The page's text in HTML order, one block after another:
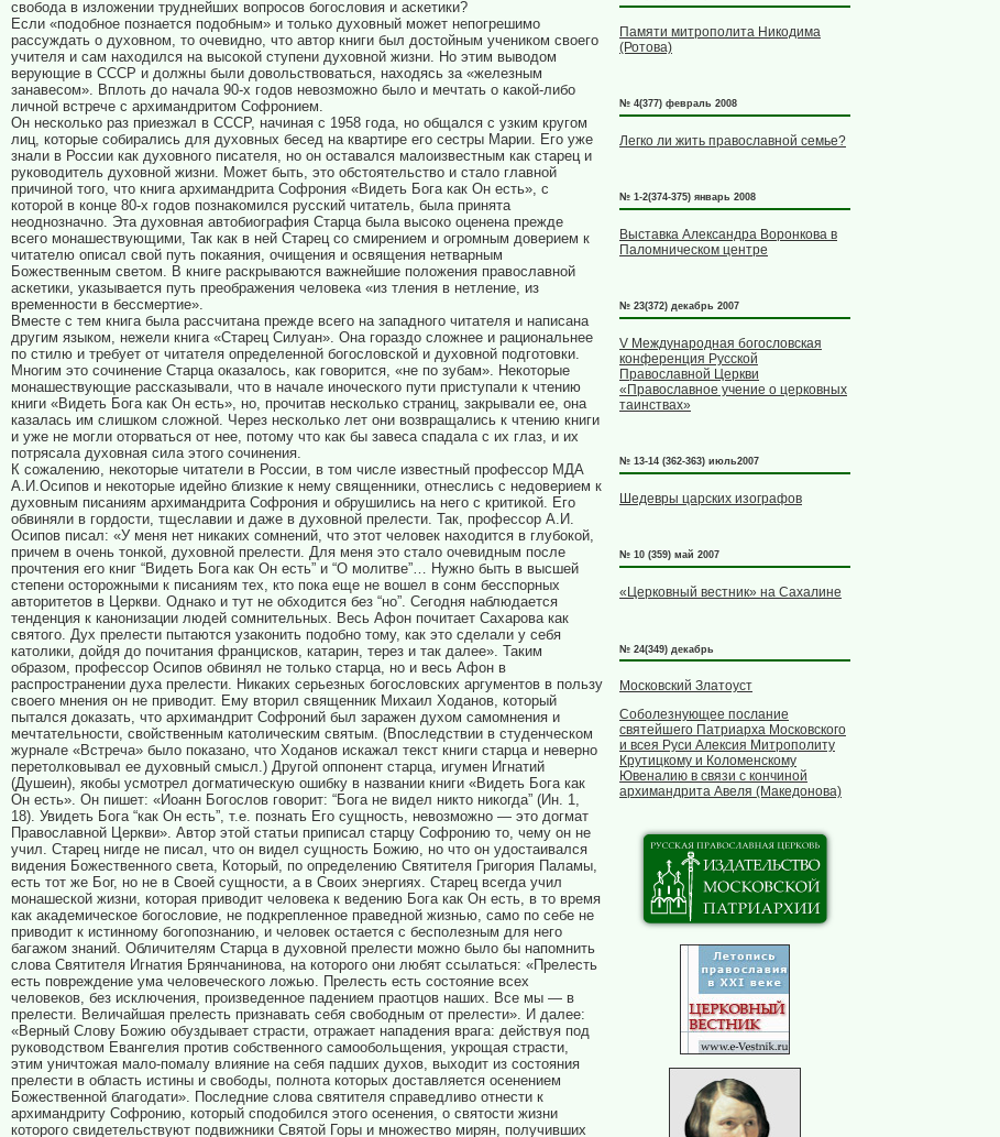
свобода в изложении труднейших вопросов богословия и аскетики?
Если «подобное познается подобным» и только духовный может непогрешимо
рассуждать о духовном, то очевидно, что автор книги был достойным учеником своего
учителя и сам находился на высокой ступени духовной жизни. Но этим выводом
верующие в СССР и должны были довольствоваться, находясь за «железным
занавесом». Вплоть до начала 90-х годов невозможно было и мечтать о какой-либо
личной встрече с архимандритом Софронием.
Он несколько раз приезжал в СССР, начиная с 1958 года, но общался с узким кругом
лиц, которые собирались для духовных бесед на квартире его сестры Марии. Его уже
знали в России как духовного писателя, но он оставался малоизвестным как старец и
руководитель духовной жизни. Может быть, это обстоятельство и стало главной
причиной того, что книга архимандрита Софрония «Видеть Бога как Он есть», с
которой в конце 80-х годов познакомился русский читатель, была принята
неоднозначно. Эта духовная автобиография Старца была высоко оценена прежде
всего монашествующими, Так как в ней Старец со смирением и огромным доверием к
читателю описал свой путь покаяния, очищения и освящения нетварным
Божественным светом. В книге раскрываются важнейшие положения православной
аскетики, указывается путь преображения человека «из тления в нетление, из
временности в бессмертие».
Вместе с тем книга была рассчитана прежде всего на западного читателя и написана
другим языком, нежели книга «Старец Силуан». Она гораздо сложнее и рациональнее
по стилю и требует от читателя определенной богословской и духовной подготовки.
Многим это сочинение Старца оказалось, как говорится, «не по зубам». Некоторые
монашествующие рассказывали, что в начале иноческого пути приступали к чтению
книги «Видеть Бога как Он есть», но, прочитав несколько страниц, закрывали ее, она
казалась им слишком сложной. Через несколько лет они возвращались к чтению книги
и уже не могли оторваться от нее, потому что как бы завеса спадала с их глаз, и их
потрясала духовная сила этого сочинения.
К сожалению, некоторые читатели в России, в том числе известный профессор МДА
А.И.Осипов и некоторые идейно близкие к нему священники, отнеслись с недоверием к
духовным писаниям архимандрита Софрония и обрушились на него с критикой. Его
обвиняли в гордости, тщеславии и даже в духовной прелести. Так, профессор А.И.
Осипов писал: «У меня нет никаких сомнений, что этот человек находится в глубокой,
причем в очень тонкой, духовной прелести. Для меня это стало очевидным после
прочтения его книг “Видеть Бога как Он есть” и “О молитве”… Нужно быть в высшей
степени осторожными к писаниям тех, кто пока еще не вошел в сонм бесспорных
авторитетов в Церкви. Однако и тут не обходится без “но”. Сегодня наблюдается
тенденция к канонизации людей сомнительных. Весь Афон почитает Сахарова как
святого. Дух прелести пытаются узаконить подобно тому, как это сделали у себя
католики, дойдя до почитания францисков, катарин, терез и так далее». Таким
образом, профессор Осипов обвинял не только старца, но и весь Афон в
распространении духа прелести. Никаких серьезных богословских аргументов в пользу
своего мнения он не приводит. Ему вторил священник Михаил Ходанов, который
пытался доказать, что архимандрит Софроний был заражен духом самомнения и
мечтательности, свойственным католическим святым. (Впоследствии в студенческом
журнале «Встреча» было показано, что Ходанов искажал текст книги старца и неверно
перетолковывал ее духовный смысл.) Другой оппонент старца, игумен Игнатий
(Душеин), якобы усмотрел догматическую ошибку в названии книги «Видеть Бога как
Он есть». Он пишет: «Иоанн Богослов говорит: “Бога не видел никто никогда” (Ин. 1,
18). Увидеть Бога “как Он есть”, т.е. познать Его сущность, невозможно — это догмат
Православной Церкви». Автор этой статьи приписал старцу Софронию то, чему он не
учил. Старец нигде не писал, что он видел сущность Божию, но что он удостаивался
видения Божественного света, Который, по определению Святителя Григория Паламы,
есть тот же Бог, но не в Своей сущности, а в Своих энергиях. Старец всегда учил
монашеской жизни, которая приводит человека к ведению Бога как Он есть, в то время
как академическое богословие, не подкрепленное праведной жизнью, само по себе не
приводит к истинному богопознанию, и человек остается с бесполезным для него
багажом знаний. Обличителям Старца в духовной прелести можно было бы напомнить
слова Святителя Игнатия Брянчанинова, на которого они любят ссылаться: «Прелесть
есть повреждение ума человеческого ложью. Прелесть есть состояние всех
человеков, без исключения, произведенное падением праотцов наших. Все мы — в
прелести. Величайшая прелесть признавать себя свободным от прелести». И далее:
«Верный Слову Божию обуздывает страсти, отражает нападения врага: действуя под
руководством Евангелия против собственного самообольщения, укрощая страсти,
этим уничтожая мало-помалу влияние на себя падших духов, выходит из состояния
прелести в область истины и свободы, полнота которых доставляется осенением
Божественной благодати». Последние слова святителя справедливо отнести к
архимандриту Софронию, который сподобился этого осенения, о святости жизни
которого свидетельствуют подвижники Святой Горы и множество мирян, получивших
Памяти митрополита Никодима
(Ротова)
№ 4(377) февраль 2008
Легко ли жить православной семье?
№ 1-2(374-375) январь 2008
Выставка Александра Воронкова в
Паломническом центре
№ 23(372) декабрь 2007
V Международная богословская
конференция Русской
Православной Церкви
«Православное учение о церковных
таинствах»
№ 13-14 (362-363) июль2007
Шедевры царских изографов
№ 10 (359) май 2007
«Церковный вестник» на Сахалине
№ 24(349) декабрь
Московский Златоуст
Соболезнующее послание
святейшего Патриарха Московского
и всея Руси Алексия Митрополиту
Крутицкому и Коломенскому
Ювеналию в связи с кончиной
архимандрита Авеля (Македонова)